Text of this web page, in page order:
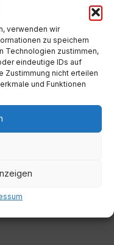
verwenden wir
zu speichern
Technologien zustimmen,
eindeutige IDs auf
Zustimmung nicht erteilen
und Funktionen